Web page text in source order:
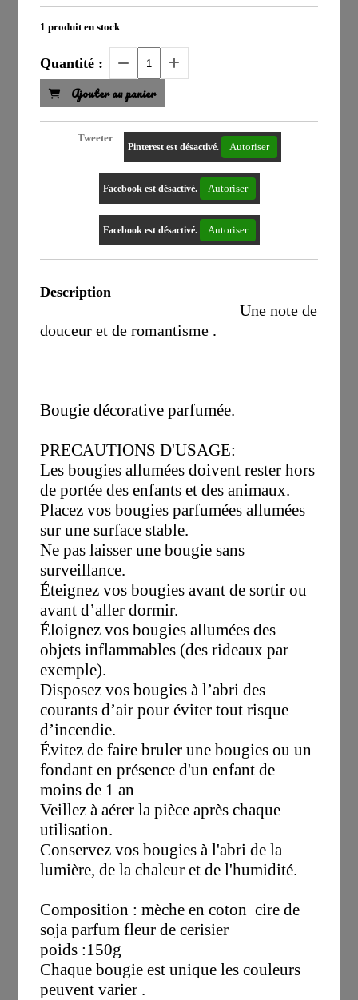
1 produit en stock
Quantité :
Ajouter au panier
Tweeter
Pinterest est désactivé. Autoriser
Facebook est désactivé. Autoriser
Facebook est désactivé. Autoriser
Description
Une note de
douceur et de romantisme .
Bougie décorative parfumée.
PRECAUTIONS D'USAGE:
Les bougies allumées doivent rester hors
de portée des enfants et des animaux.
Placez vos bougies parfumées allumées
sur une surface stable.
Ne pas laisser une bougie sans
surveillance.
Éteignez vos bougies avant de sortir ou
avant d’aller dormir.
Éloignez vos bougies allumées des
objets inflammables (des rideaux par
exemple).
Disposez vos bougies à l’abri des
courants d’air pour éviter tout risque
d’incendie.
Évitez de faire bruler une bougies ou un
fondant en présence d'un enfant de
moins de 1 an
Veillez à aérer la pièce après chaque
utilisation.
Conservez vos bougies à l'abri de la
lumière, de la chaleur et de l'humidité.
Composition : mèche en coton cire de
soja parfum fleur de cerisier
poids :150g
Chaque bougie est unique les couleurs
peuvent varier .